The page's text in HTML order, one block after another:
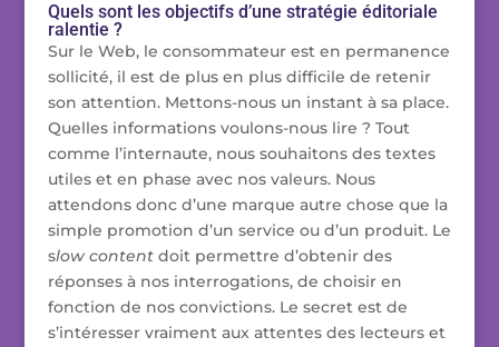
Quels sont les objectifs d’une stratégie éditoriale
ralentie ?
Sur le Web, le consommateur est en permanence
sollicité, il est de plus en plus difficile de retenir
son attention. Mettons-nous un instant à sa place.
Quelles informations voulons-nous lire ? Tout
comme l’internaute, nous souhaitons des textes
utiles et en phase avec nos valeurs. Nous
attendons donc d’une marque autre chose que la
simple promotion d’un service ou d’un produit. Le
slow contentdoit permettre d’obtenir des
réponses à nos interrogations, de choisir en
fonction de nos convictions. Le secret est de
s’intéresser vraiment aux attentes des lecteurs et